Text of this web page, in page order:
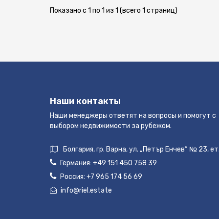
Показано с 1 по 1 из 1 (всего 1 страниц)
Наши контакты
Наши менеджеры ответят на вопросы и помогут с
выбором недвижимости за рубежом.
Болгария, гр. Варна, ул. „Петър Енчев“ № 23,
Германия: +49 151 450 758 39
Россия: +7 965 174 56 69
info@riel.estate